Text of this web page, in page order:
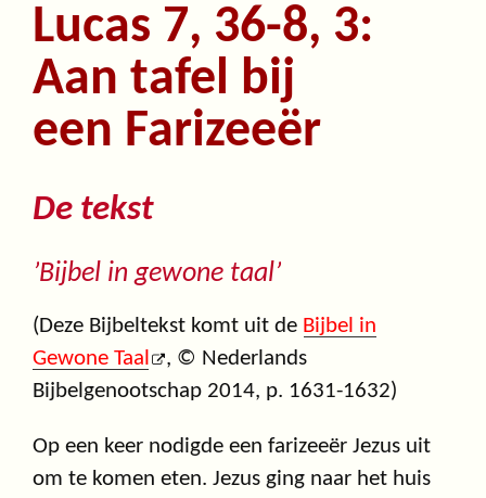
Lucas 7, 36-8, 3:
Aan tafel bij
een Farizeeër
De tekst
’Bijbel in gewone taal’
(Deze Bijbeltekst komt uit de Bijbel in
Gewone Taal
, © Nederlands
Bijbelgenootschap 2014, p. 1631-1632)
Op een keer nodigde een farizeeër Jezus uit
om te komen eten. Jezus ging naar het huis